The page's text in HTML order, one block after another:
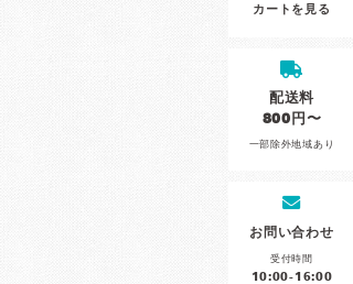
カートを見る
配送料
800円〜
一部除外地域あり
お問い合わせ
受付時間
10:00-16:00